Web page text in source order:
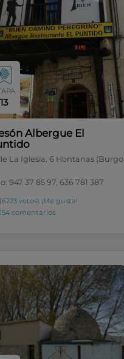
13
Albergue El
La Iglesia, 6 Hontanas (Burgo
947 37 85 97, 636 781 387
(6223 votos) ¡Me gusta!
154 comentarios